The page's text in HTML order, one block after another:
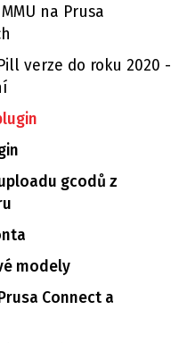
na Prusa
verze do roku 2020 -
gcodů z
modely
Connect a